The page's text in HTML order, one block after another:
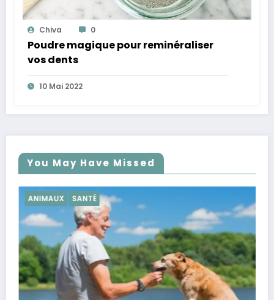
Chiva 0
Poudre magique pour reminéraliser
vos dents
10 Mai 2022
You May Have Missed
SANTÉ